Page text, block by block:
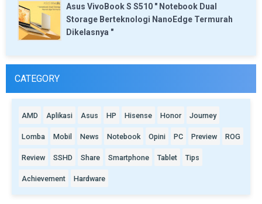
Asus VivoBook S S510 " Notebook Dual
Storage Berteknologi NanoEdge Termurah
Dikelasnya "
CATEGORY
AMD Aplikasi Asus HP Hisense Honor Journey
Lomba Mobil News Notebook Opini PC Preview ROG
Review SSHD Share Smartphone Tablet Tips
Achievement Hardware